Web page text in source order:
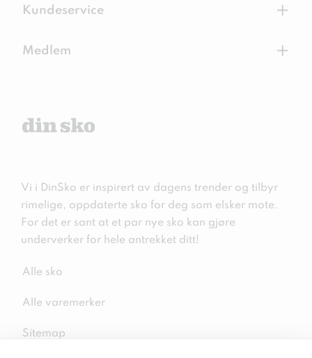
Kundeservice +
Medlem +
Vi i DinSko er inspirert av dagens trender og tilbyr
rimelige, oppdaterte sko for deg som elsker mote.
For det er sant at et par nye sko kan gjøre
underverker for hele antrekket ditt!
Alle sko
Alle varemerker
Sitemap